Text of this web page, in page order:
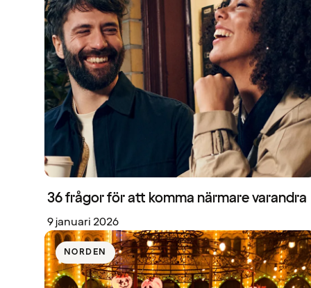
36 frågor för att komma närmare varandra
9 januari 2026
NORDEN